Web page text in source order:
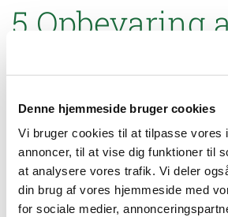
Denne hjemmeside bruger cookies
Vi bruger cookies til at tilpasse vores
annoncer, til at vise dig funktioner til
at analysere vores trafik. Vi deler
din brug af vores hjemmeside med
for sociale medier,
5 Opbevaring
og/eller samarbejdsforholdet, vil blive
elektronisk.
Dine oplysninger vil blive opbevaret
alene personer med et sagligt behov,
dine personoplysninger.